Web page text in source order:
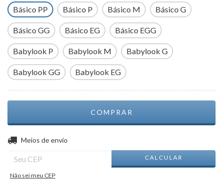
Básico PP
Básico P Básico M Básico G
Básico GG Básico EG Básico EGG
Babylook P Babylook M Babylook G
Babylook GG Babylook EG
Entregas para o CEP:
Meios de envio
CALCULAR
Não sei meu CEP